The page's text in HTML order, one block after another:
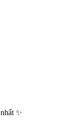
✨